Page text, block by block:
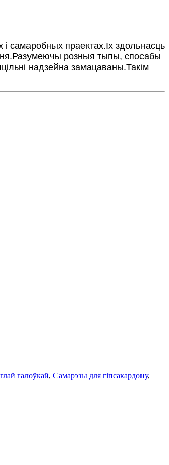
самаробных праектах.Іх здольнасць
розныя тыпы, спосабы
надзейна замацаваны.Такім
галоўкай, Самарэзы для гіпсакардону,